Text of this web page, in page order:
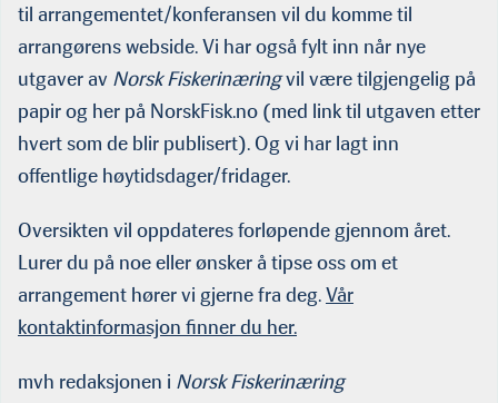
til arrangementet/konferansen vil du komme til
arrangørens webside. Vi har også fylt inn når nye
utgaver av Norsk Fiskerinæringvil være tilgjengelig på
papir og her på NorskFisk.no (med link til utgaven etter
hvert som de blir publisert). Og vi har lagt inn
offentlige høytidsdager/fridager.
Oversikten vil oppdateres forløpende gjennom året.
Lurer du på noe eller ønsker å tipse oss om et
arrangement hører vi gjerne fra deg.Vår
kontaktinformasjon finner du her.
mvh redaksjonen i Norsk Fiskerinæring